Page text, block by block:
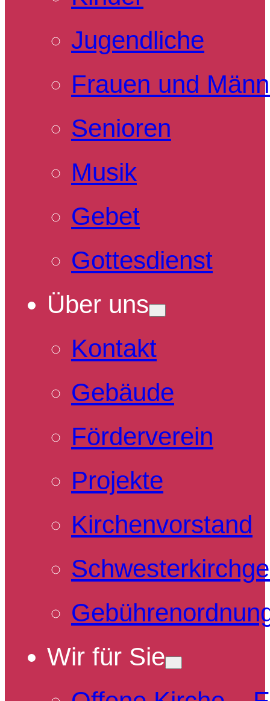
Jugendliche
Frauen und
Senioren
Musik
Gebet
Gottesdienst
Über uns
Kontakt
Gebäude
Förderverein
Projekte
Kirchenvorstand
Wir für Sie